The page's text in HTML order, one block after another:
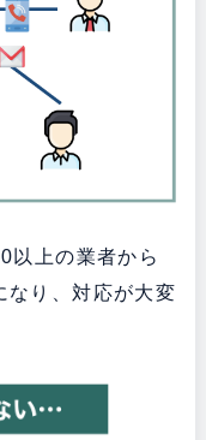
以上の業者から
なり、対応が大変